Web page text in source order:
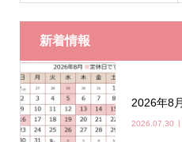
新着情報
2026年8
2026.07.30